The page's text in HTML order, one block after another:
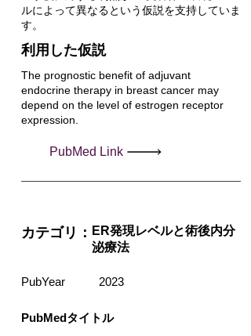
ルによって異なるという仮説を支持していま
す。
利用した仮説
The prognostic benefit of adjuvant
endocrine therapy in breast cancer may
depend on the level of estrogen receptor
expression.
PubMed Link
カテゴリ： ER発現レベルと術後内分
泌療法
PubYear 2023
PubMedタイトル